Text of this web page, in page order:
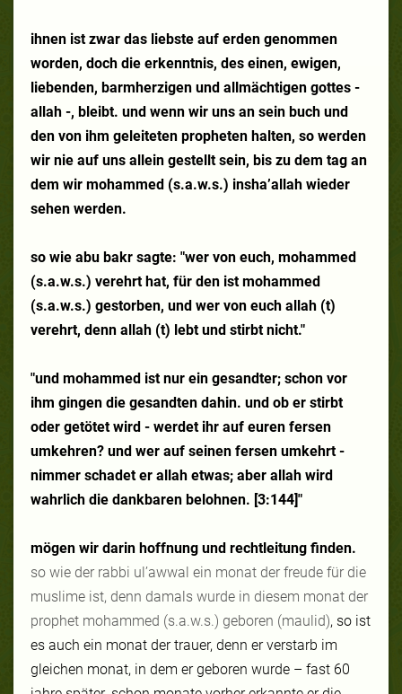
ihnen ist zwar das liebste auf erden genommen
worden, doch die erkenntnis, des einen, ewigen,
liebenden, barmherzigen und allmächtigen gottes -
allah -, bleibt. und wenn wir uns an sein buch und
den von ihm geleiteten propheten halten, so werden
wir nie auf uns allein gestellt sein, bis zu dem tag an
dem wir mohammed (s.a.w.s.) insha’allah wieder
sehen werden.
so wie abu bakr sagte: "wer von euch, mohammed
(s.a.w.s.) verehrt hat, für den ist mohammed
(s.a.w.s.) gestorben, und wer von euch allah (t)
verehrt, denn allah (t) lebt und stirbt nicht."
"und mohammed ist nur ein gesandter; schon vor
ihm gingen die gesandten dahin. und ob er stirbt
oder getötet wird - werdet ihr auf euren fersen
umkehren? und wer auf seinen fersen umkehrt -
nimmer schadet er allah etwas; aber allah wird
wahrlich die dankbaren belohnen. [3:144]"
mögen wir darin hoffnung und rechtleitung finden.
so wie der rabbi ul’awwal ein monat der freude für die
muslime ist, denn damals wurde in diesem monat der
prophet mohammed (s.a.w.s.) geboren (maulid), so ist
es auch ein monat der trauer, denn er verstarb im
gleichen monat, in dem er geboren wurde – fast 60